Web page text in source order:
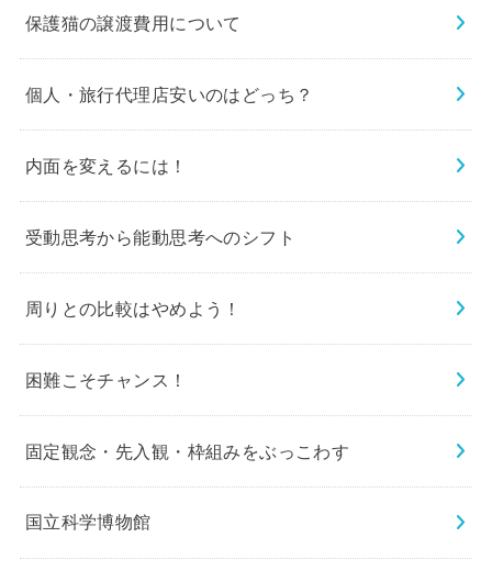
保護猫の譲渡費用について
個人・旅行代理店安いのはどっち？
内面を変えるには！
受動思考から能動思考へのシフト
周りとの比較はやめよう！
困難こそチャンス！
固定観念・先入観・枠組みをぶっこわす
国立科学博物館